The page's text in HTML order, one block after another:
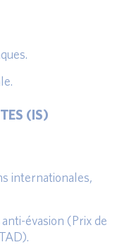
(IS)
internationales,
évasion (Prix de